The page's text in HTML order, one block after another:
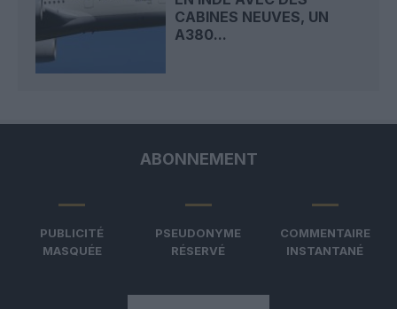
CABINES NEUVES, UN
A380...
ABONNEMENT
PUBLICITÉ
MASQUÉE
PSEUDONYME
RÉSERVÉ
COMMENTAIRE
INSTANTANÉ